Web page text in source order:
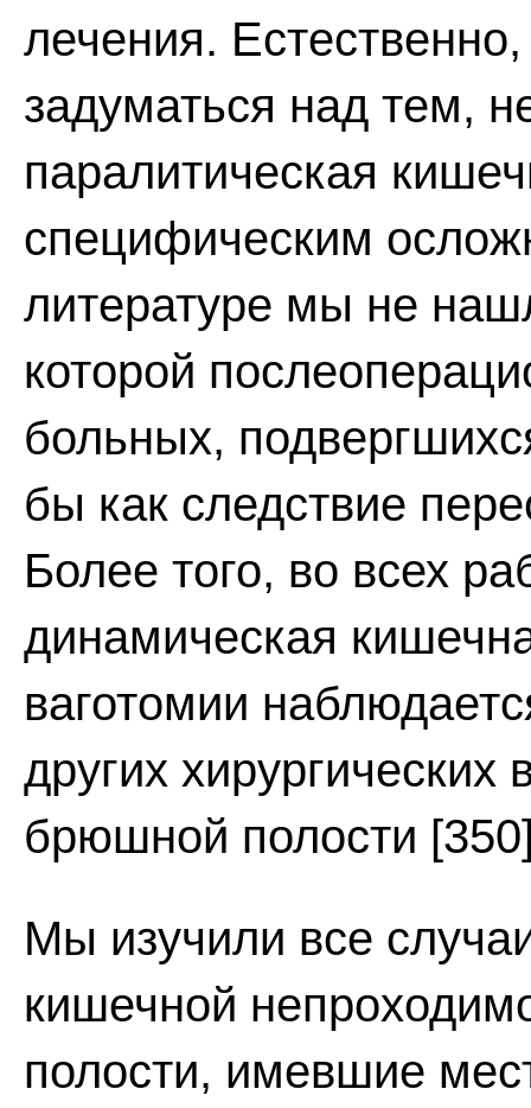
лечения.
задуматься над тем,
паралитическая
специфическим
литературе мы не
которой
больных,
бы как следствие
Более того, во всех
динамическая
ваготомии
других
брюшной полости
Мы изучили все
кишечной
полости, имевшие